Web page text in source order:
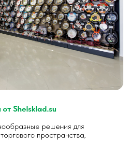
— это
и
уровнях. На
ящик из ЛДСП
обеспечивает
запасам.
использования
запасы товаров, что
выбор для
продаж.